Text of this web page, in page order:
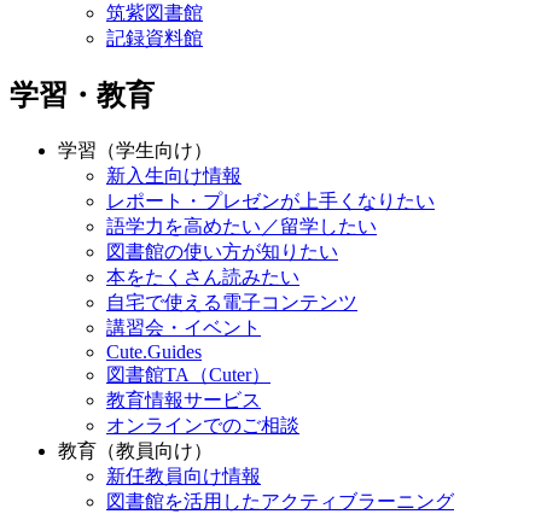
筑紫図書館
記録資料館
学習・教育
学習（学生向け）
新入生向け情報
レポート・プレゼンが上手くなりたい
語学力を高めたい／留学したい
図書館の使い方が知りたい
本をたくさん読みたい
自宅で使える電子コンテンツ
講習会・イベント
Cute.Guides
図書館TA（Cuter）
教育情報サービス
オンラインでのご相談
教育（教員向け）
新任教員向け情報
図書館を活用したアクティブラーニング